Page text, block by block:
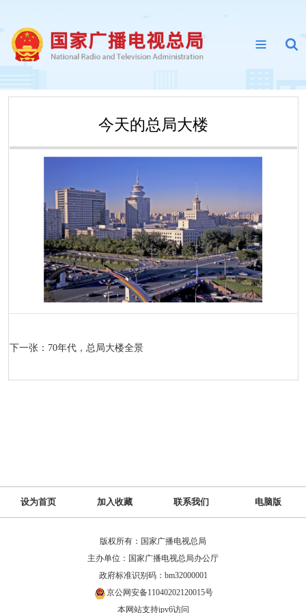
今天的总局大楼
下一张：70年代，总局大楼全景
设为首页 加入收藏 联系我们 电脑版
版权所有：国家广播电视总局
主办单位：国家广播电视总局办公厅
政府标准识别码：bm32000001
京公网安备11040202120015号
本网站支持ipv6访问